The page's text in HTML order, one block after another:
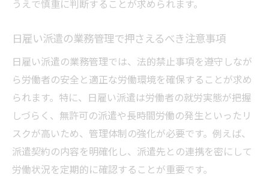
うえで慎重に判断することが求められます。
日雇い派遣の業務管理で押さえるべき注意事項
日雇い派遣の業務管理では、法的禁止事項を遵守しなが
ら労働者の安全と適正な労働環境を確保することが求め
られます。特に、日雇い派遣は労働者の就労実態が把握
しづらく、無許可の派遣や長時間労働の発生といったリ
スクが高いため、管理体制の強化が必要です。例えば、
派遣契約の内容を明確化し、派遣先との連携を密にして
労働状況を定期的に確認することが重要です。